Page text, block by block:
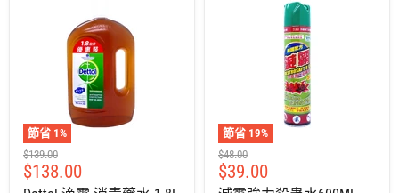
節省 1%
建
議
零
$139.00
售
$138.00
節省 19%
建
議
零
$48.00
售
$39.00